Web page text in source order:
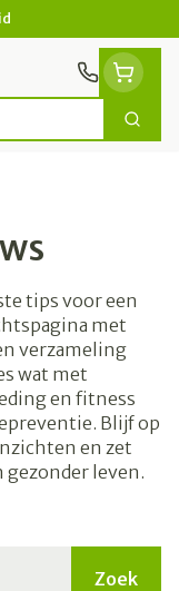
Zoek
tips voor een
met
verzameling
wat met
en fitness
Blijf op
en zet
gezonder leven.
Zoek